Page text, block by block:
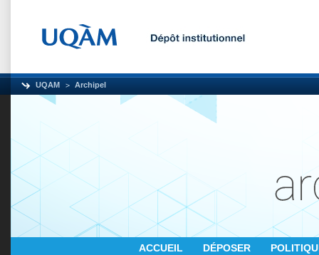
UQAM Archipel
ACCUEIL DÉPOSER